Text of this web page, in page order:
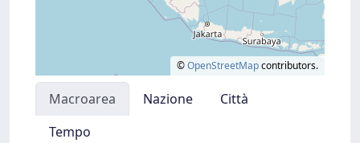
©OpenStreetMapcontributors.
Macroarea Nazione
Città
Tempo